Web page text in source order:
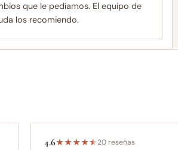
que le pedíamos. El equipo de
los recomiendo.
4.6★★★★★20 reseñas